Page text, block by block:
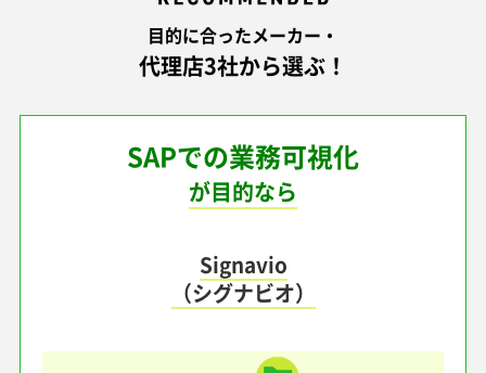
目的に合ったメーカー・
代理店3社から選ぶ！
SAPでの業務可視化
が目的なら
Signavio
（シグナビオ）